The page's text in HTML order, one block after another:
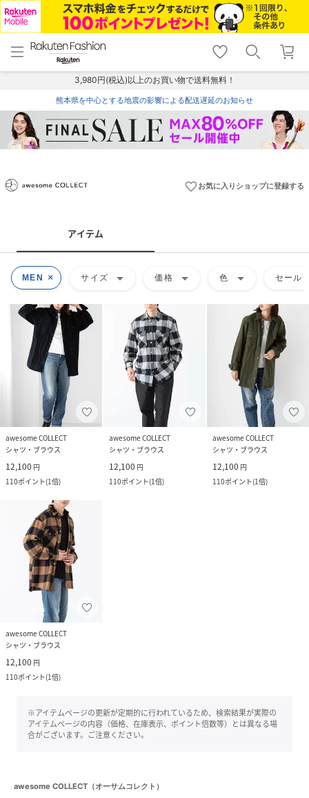
menu home
トップ
shopping_cart lock_outline
ログイン
3,980円(税込)以上のお買い物で送料無料！
熊本県を中心とする地震の影響による配送遅延のお知らせ
favorite_borderお気に入りショップに登録する
アイテム
MEN サイズ arrow_drop_down 価格 arrow_drop_down 色 arrow_drop_down セール
awesome COLLECT
シャツ・ブラウス
12,100 円
110ポイント(1倍)
awesome COLLECT
シャツ・ブラウス
12,100 円
110ポイント(1倍)
awesome COLLECT
シャツ・ブラウス
12,100 円
110ポイント(1倍)
awesome COLLECT
シャツ・ブラウス
12,100 円
110ポイント(1倍)
※アイテムページの更新が定期的に行われているため、検索結果が実際の
アイテムページの内容（価格、在庫表示、ポイント倍数等）とは異なる場
合がございます。ご注意ください。
awesome COLLECT（オーサムコレクト）